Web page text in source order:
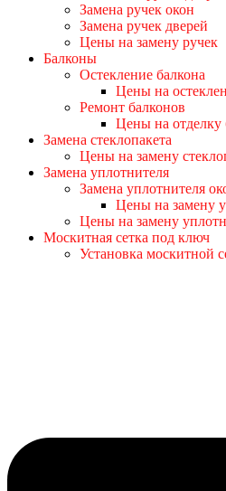
Замена ручек окон
Замена ручек дверей
Цены на замену ручек
Балконы
Остекление балкона
Цены на
Ремонт балконов
Цены на отделку
Замена стеклопакета
Цены на замену
Замена уплотнителя
Замена уплотнителя
Цены на замену
Цены на замену
Москитная сетка под ключ
Установка москитной